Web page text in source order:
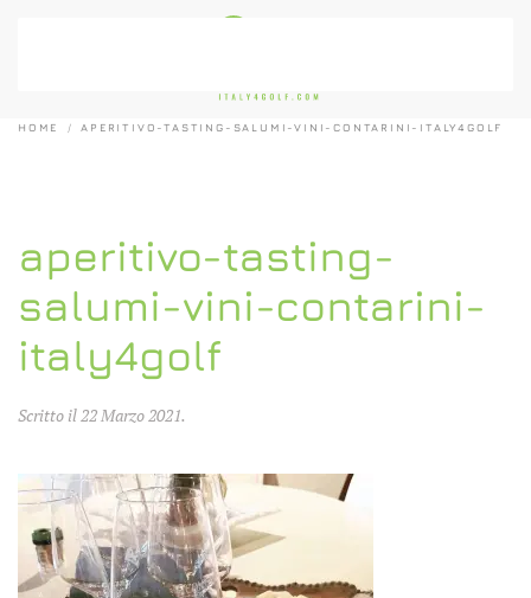
HOME APERITIVO-TASTING-SALUMI-VINI-CONTARINI-ITALY4GOLF
aperitivo-tasting-
salumi-vini-contarini-
italy4golf
Scritto il22 Marzo 2021.